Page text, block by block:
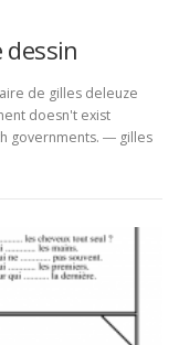
dessin
de gilles deleuze
doesn't exist
governments. ― gilles